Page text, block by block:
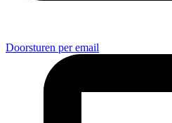
Doorsturen per email